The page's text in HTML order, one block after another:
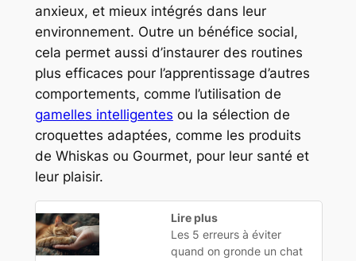
anxieux, et mieux intégrés dans leur
environnement. Outre un bénéfice social,
cela permet aussi d’instaurer des routines
plus efficaces pour l’apprentissage d’autres
comportements, comme l’utilisation de
gamelles intelligentes ou la sélection de
croquettes adaptées, comme les produits
de Whiskas ou Gourmet, pour leur santé et
leur plaisir.
Lire plus
Les 5 erreurs à éviter
quand on gronde un chat